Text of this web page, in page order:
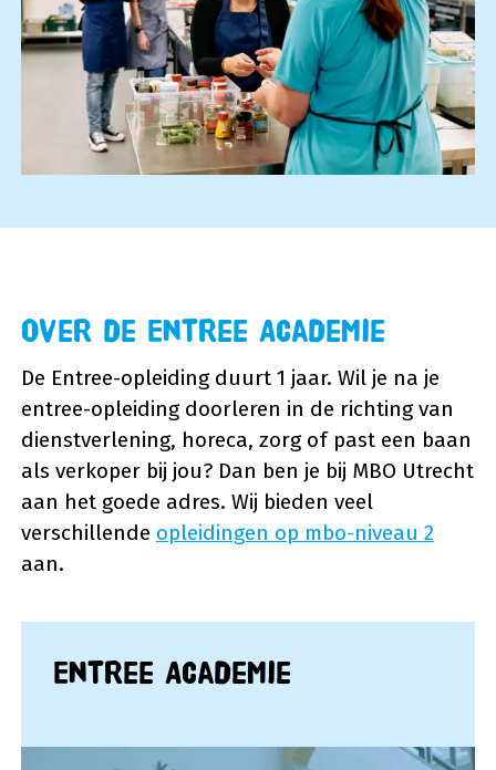
Over de Entree Academie
De Entree-opleiding duurt 1 jaar. Wil je na je
entree-opleiding doorleren in de richting van
dienstverlening, horeca, zorg of past een baan
als verkoper bij jou? Dan ben je bij MBO Utrecht
aan het goede adres. Wij bieden veel
verschillende opleidingen op mbo-niveau 2
aan.
Entree Academie